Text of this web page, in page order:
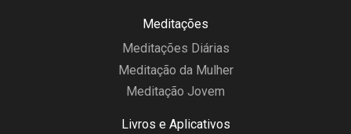
Meditações
Meditações Diárias
Meditação da Mulher
Meditação Jovem
Livros e Aplicativos